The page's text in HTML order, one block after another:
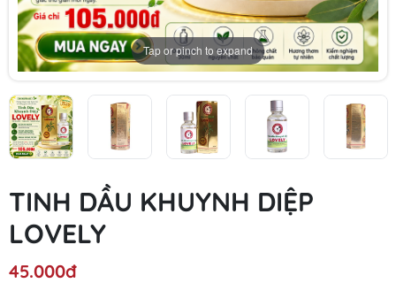
Tap or pinch to expand
TINH DẦU KHUYNH DIỆP
LOVELY
45.000đ